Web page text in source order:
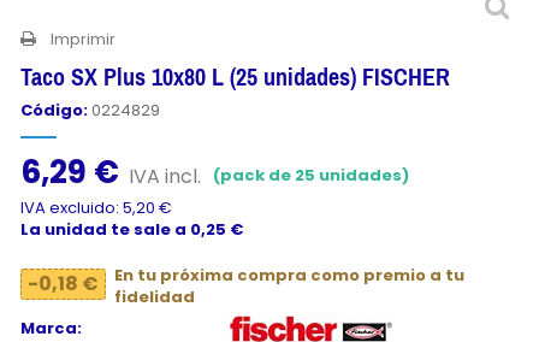
Imprimir
Taco SX Plus 10x80 L (25 unidades) FISCHER
Código:0224829
6,29 € IVA incl.
(pack de 25 unidades)
IVA excluido: 5,20 €
La unidad te sale a 0,25 €
-0,18 €
En tu próxima compra como premio a tu
fidelidad
Marca: